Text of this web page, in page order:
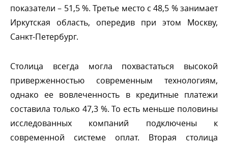
показатели – 51,5 %. Третье место с 48,5 % занимает
Иркутская область, опередив при этом Москву,
Санкт-Петербург.
Столица всегда могла похвастаться высокой
приверженностью современным технологиям,
однако ее вовлеченность в кредитные платежи
составила только 47,3 %. То есть меньше половины
исследованных компаний подключены к
современной системе оплат. Вторая столица